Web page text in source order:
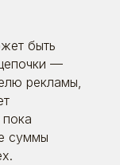
быть
—
рекламы,
суммы